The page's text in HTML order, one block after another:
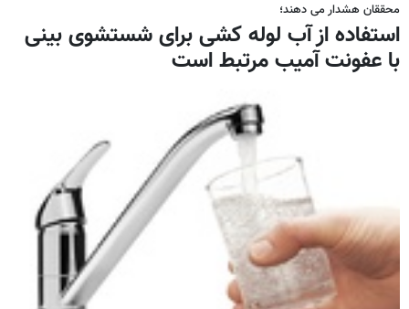
محققان هشدار می دهند؛
استفاده از آب لوله کشی برای شستشوی بینی
با عفونت آمیب مرتبط است